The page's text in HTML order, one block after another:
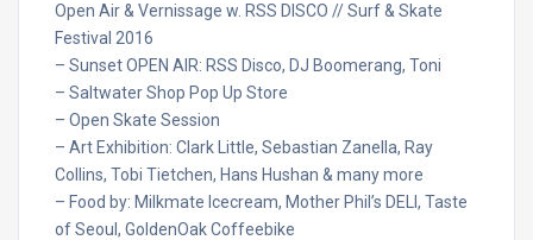
Open Air & Vernissage w. RSS DISCO // Surf & Skate
Festival 2016
– Sunset OPEN AIR: RSS Disco, DJ Boomerang, Toni
– Saltwater Shop Pop Up Store
– Open Skate Session
– Art Exhibition: Clark Little, Sebastian Zanella, Ray
Collins, Tobi Tietchen, Hans Hushan & many more
– Food by: Milkmate Icecream, Mother Phil’s DELI, Taste
of Seoul, GoldenOak Coffeebike